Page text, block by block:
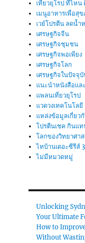
เที่ยวยุโรป ที่ไหน
เมนูอาหารเพื่อสุ
เวย์โปรตีน ลดน้ำ
เศรษฐกิจจีน
เศรษฐกิจชุมชน
เศรษฐกิจพอเพียง
เศรษฐกิจโลก
เศรษฐกิจในปัจจุ
แนะนำหนังสือแล
แพลนเที่ยวยุโรป
แวดวงเทคโนโลยี
แหล่งข้อมูลเกี่ยว
โปรตีนเชค กินแ
โลกของวิทยาศา
ไทบ้านเดอะซีรีส์ 3
ไม่มีหมวดหมู่
Unlocking
Your Ultimate
How to
Without